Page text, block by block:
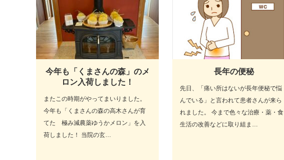
今年も「くまさんの森」のメ
ロン入荷しました！
またこの時期がやってまいりました。
今年も「くまさんの森の高木さんが育
てた 極み減農薬ゆうかメロン」を入
荷しました！ 当院の玄…
長年の便秘
先日、「痛い所はないが長年便秘で悩
んでいる」と言われて患者さんが来ら
れました。 今まで色々な治療・薬・食
生活の改善などに取り組ま…